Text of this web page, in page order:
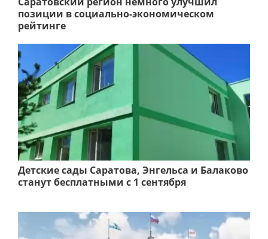
позиции в социально-экономическом
рейтинге
Детские сады Саратова, Энгельса и Балаково
станут бесплатными с 1 сентября